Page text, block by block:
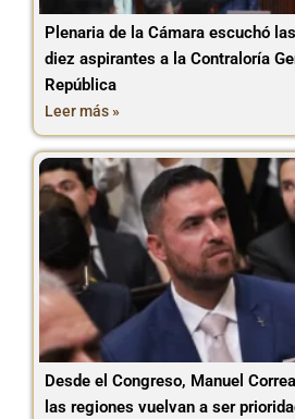
Plenaria de la Cámara escuchó
diez aspirantes a la Contraloría
República
Leer más »
Desde el Congreso, Manuel
las regiones vuelvan a ser